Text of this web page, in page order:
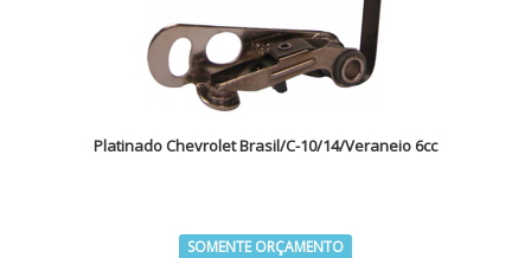
Platinado Chevrolet Brasil/C-10/14/Veraneio 6cc
SOMENTE ORÇAMENTO